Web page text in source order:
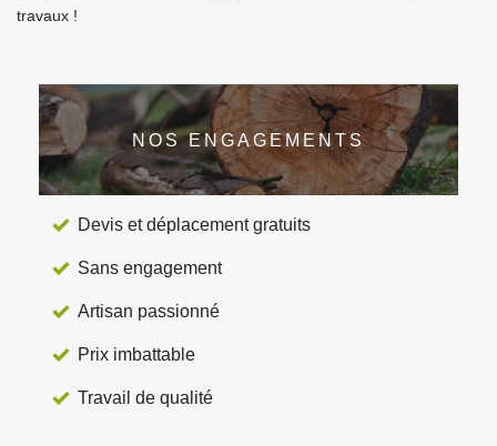
travaux !
NOS ENGAGEMENTS
Devis et déplacement gratuits
Sans engagement
Artisan passionné
Prix imbattable
Travail de qualité